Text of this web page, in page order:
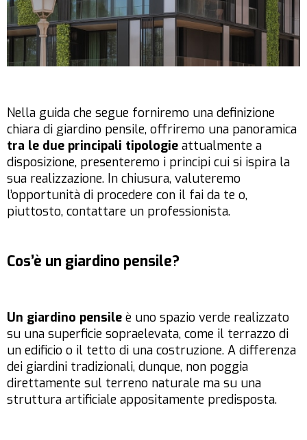
Nella guida che segue forniremo una definizione
chiara di giardino pensile, offriremo una panoramica
tra le due principali tipologie attualmente a
disposizione, presenteremo i principi cui si ispira la
sua realizzazione. In chiusura, valuteremo
l’opportunità di procedere con il fai da te o,
piuttosto, contattare un professionista.
Cos’è un giardino pensile?
Un giardino pensile è uno spazio verde realizzato
su una superficie sopraelevata, come il terrazzo di
un edificio o il tetto di una costruzione. A differenza
dei giardini tradizionali, dunque, non poggia
direttamente sul terreno naturale ma su una
struttura artificiale appositamente predisposta.